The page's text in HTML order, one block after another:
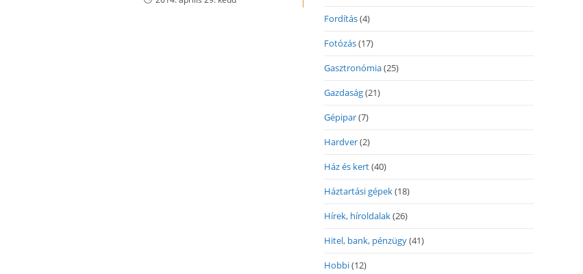
Fordítás(4)
Fotózás(17)
Gasztronómia(25)
Gazdaság(21)
Gépipar(7)
Hardver(2)
Ház és kert(40)
Háztartási gépek(18)
Hírek, híroldalak(26)
Hitel, bank, pénzügy(41)
Hobbi(12)